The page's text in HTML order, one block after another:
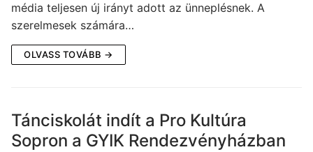
média teljesen új irányt adott az ünneplésnek. A
szerelmesek számára…
OLVASS TOVÁBB →
Tánciskolát indít a Pro Kultúra
Sopron a GYIK Rendezvényházban